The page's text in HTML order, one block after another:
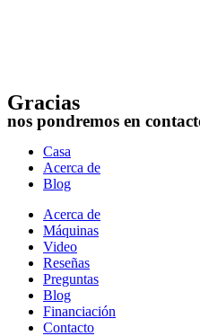
Gracias
nos pondremos en
Casa
Acerca de
Blog
Acerca de
Máquinas
Video
Reseñas
Preguntas
Blog
Financiación
Contacto